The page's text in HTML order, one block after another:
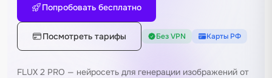
Попробовать бесплатно
Посмотреть тарифы Без VPN Карты РФ
FLUX 2 PRO — нейросеть для генерации изображений от